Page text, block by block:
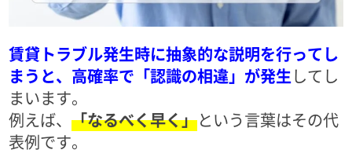
賃貸トラブル発生時に抽象的な説明を行ってし
まうと、高確率で「認識の相違」が発生してし
まいます。
例えば、「なるべく早く」という言葉はその代
表例です。